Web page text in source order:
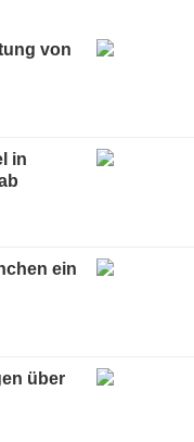
von
in
ein
über